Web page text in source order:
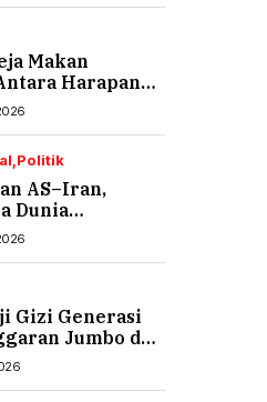
Makan
Harapan
Cemas Orang
Politik
AS–Iran,
Dunia
Gizi Generasi
Jumbo dan